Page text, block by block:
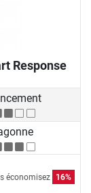
Response
économisez 16%